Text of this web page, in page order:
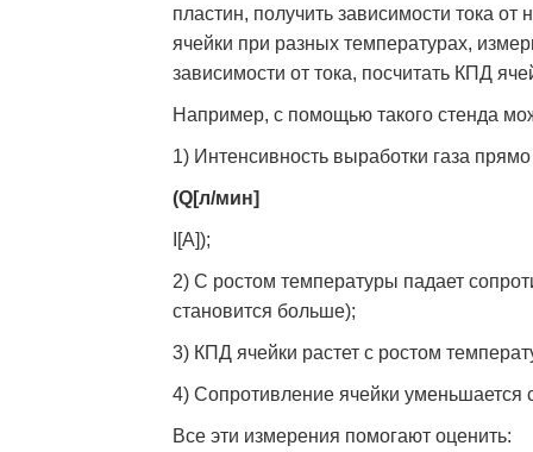
пластин, получить зависимости тока
ячейки при разных температурах,
зависимости от тока, посчитать КПД
Например, с помощью такого стенда
1) Интенсивность выработки газа
(Q[л/мин]
I[А]);
2) С ростом температуры падает
становится больше);
3) КПД ячейки растет с ростом
4) Сопротивление ячейки уменьшается
Все эти измерения помогают оценить: